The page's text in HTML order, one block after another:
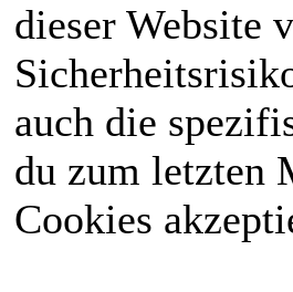
dieser Website
auch die
du zum letzten
Cookies